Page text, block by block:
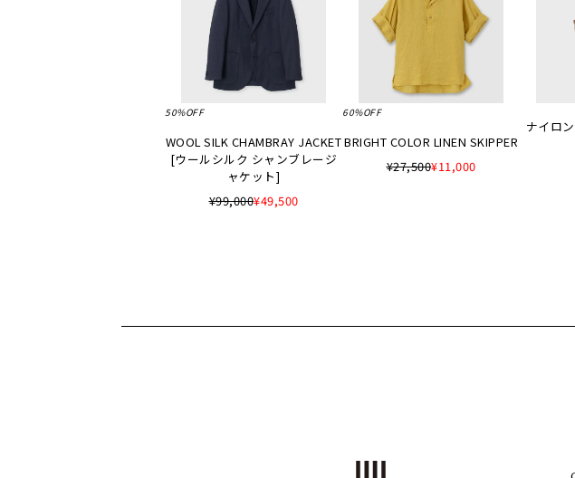
50%OFF
WOOL SILK CHAMBRAY JACKET
[ウールシルク シャンブレージ
ャケット]
¥99,000¥49,500
60%OFF
BRIGHT COLOR LINEN SKIPPER
¥27,500¥11,000
ナイロ